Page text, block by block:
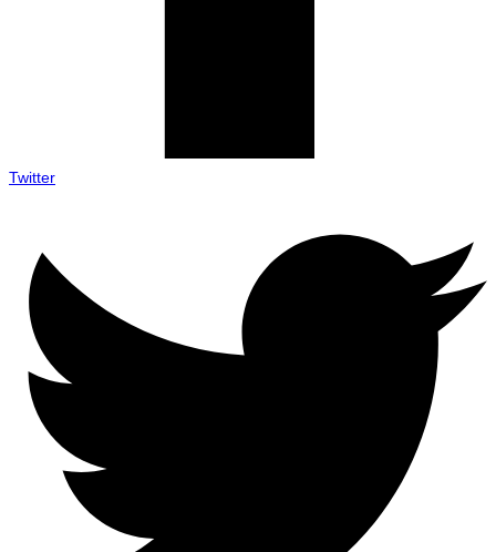
Twitter